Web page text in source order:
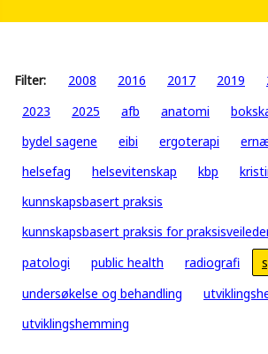
Filter: 2008 2016 2017 2019
2023
2025 afb anatomi
bydel sagene
eibi ergoterapi
helsefag
helsevitenskap kbp
kunnskapsbasert praksis
kunnskapsbasert praksis for
patologi
public health radiografi
undersøkelse og behandling
utviklingshemming